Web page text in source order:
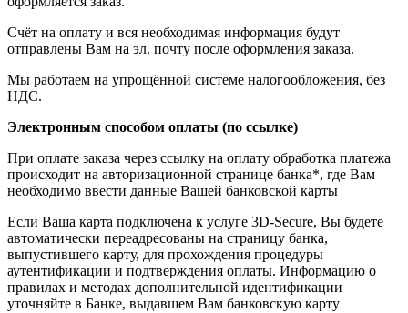
Счёт на оплату и вся необходимая информация будут
отправлены Вам на эл. почту после оформления заказа.
Мы работаем на упрощённой системе налогообложения, без
НДС.
Электронным способом оплаты (по ссылке)
При оплате заказа через ссылку на оплату обработка платежа
происходит на авторизационной странице банка*, где Вам
необходимо ввести данные Вашей банковской карты
Если Ваша карта подключена к услуге 3D-Secure, Вы будете
автоматически переадресованы на страницу банка,
выпустившего карту, для прохождения процедуры
аутентификации и подтверждения оплаты. Информацию о
правилах и методах дополнительной идентификации
уточняйте в Банке, выдавшем Вам банковскую карту